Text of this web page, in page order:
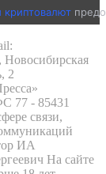
криптовалют
Новосибирская
2
77 - 85431
связи,
ИА
На сайте